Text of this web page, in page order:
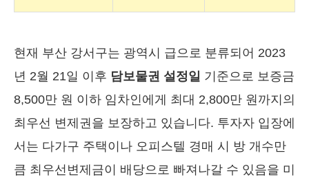
현재 부산 강서구는 광역시 급으로 분류되어 2023
년 2월 21일 이후 담보물권 설정일 기준으로 보증금
8,500만 원 이하 임차인에게 최대 2,800만 원까지의
최우선 변제권을 보장하고 있습니다. 투자자 입장에
서는 다가구 주택이나 오피스텔 경매 시 방 개수만
큼 최우선변제금이 배당으로 빠져나갈 수 있음을 미